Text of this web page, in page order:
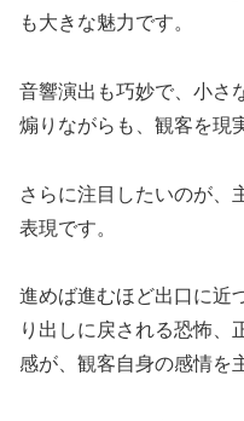
も大きな魅力です。
音響演出も巧妙で、小さ
煽りながらも、観客を現
さらに注目したいのが、
表現です。
進めば進むほど出口に近
り出しに戻される恐怖、
感が、観客自身の感情を